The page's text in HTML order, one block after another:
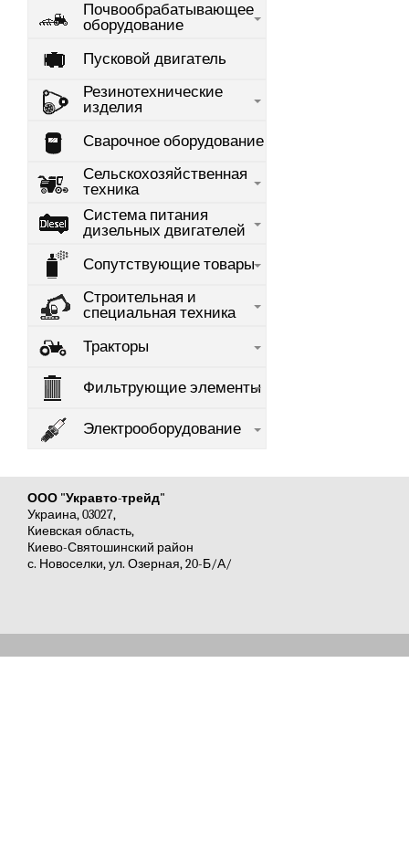
Почвообрабатывающее
оборудование
Пусковой двигатель
Резинотехнические
изделия
Сварочное оборудование
Сельскохозяйственная
техника
Система питания
дизельных двигателей
Сопутствующие товары
Строительная и
специальная техника
Тракторы
Фильтрующие элементы
Электрооборудование
ООО "Укравто-трейд"
Украина, 03027,
Киевская область,
Киево-Святошинский район
с. Новоселки, ул. Озерная, 20-Б/А/